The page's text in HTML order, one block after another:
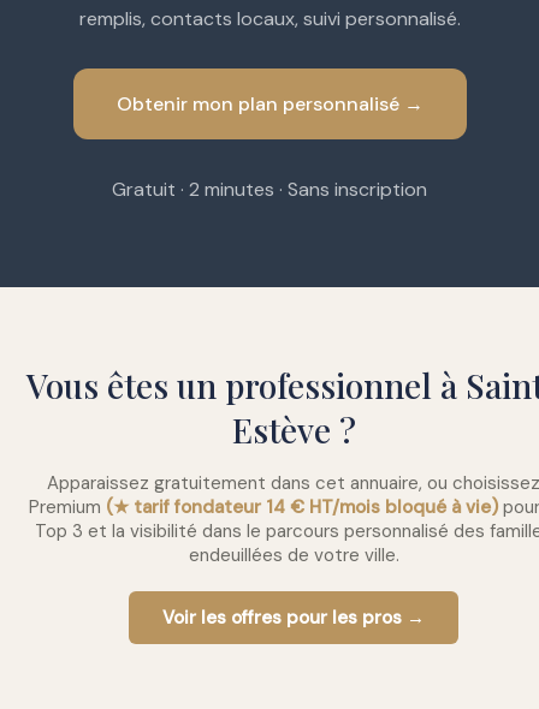
remplis, contacts locaux, suivi personnalisé.
Obtenir mon plan personnalisé →
Gratuit · 2 minutes · Sans inscription
Vous êtes un professionnel à
Estève ?
Apparaissez gratuitement dans cet annuaire, ou choisissez
Premium (★ tarif fondateur 14 € HT/mois bloqué à vie)
Top 3 et la visibilité dans le parcours personnalisé des
endeuillées de votre ville.
Voir les offres pour les pros →